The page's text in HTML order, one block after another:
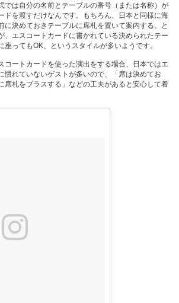
では自分の名前とテーブルの番号（または名称）が
ドを渡すだけなんです。もちろん、日本と同様に海
に決めておきテーブルに席札を置いて案内する、と
、エスコートカードに書かれている決められたテー
座ってもOK、というスタイルが多いようです。
コートカードを使った演出をする場合、日本ではエ
慣れていないゲストが多いので、「席は決めてお
席札をプラスする」などの工夫があると安心して着